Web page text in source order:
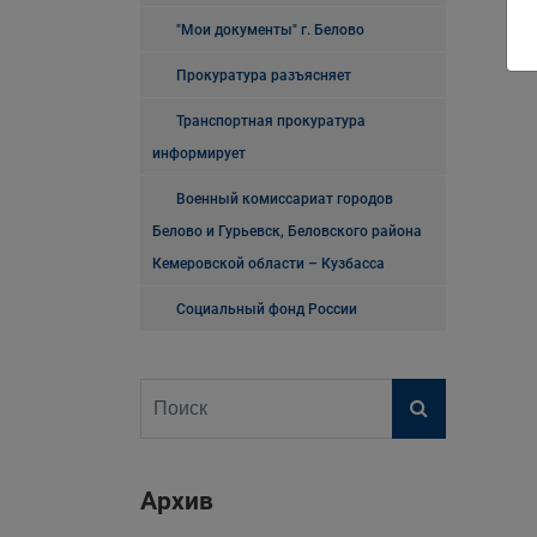
"Мои документы" г. Белово
Прокуратура разъясняет
Транспортная прокуратура
информирует
Военный комиссариат городов
Белово и Гурьевск, Беловского района
Кемеровской области – Кузбасса
Социальный фонд России
Архив